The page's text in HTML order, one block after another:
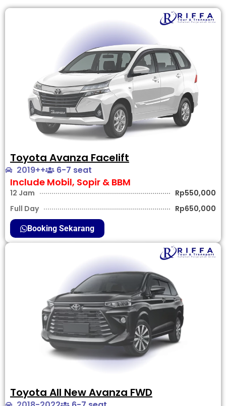
Toyota Avanza Facelift
2019++ 6-7 seat
Include Mobil, Sopir & BBM
12 Jam
Rp550,000
Full Day
Rp650,000
Booking Sekarang
Toyota All New Avanza FWD